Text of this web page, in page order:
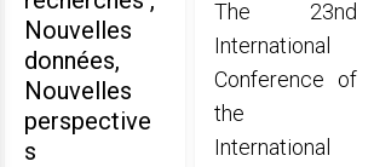
Nouvelles
données,
Nouvelles
perspective
s
The 23nd
International
Conference of
the
International